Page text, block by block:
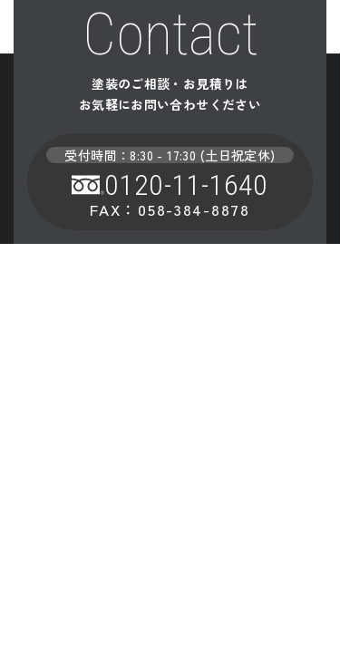
Contact
塗装のご相談・お見積り は
お気軽にお問い合わせください
受付時間：8:30 - 17:30 (土日祝定休)
0120-11-1640
FAX： 058-384-8878